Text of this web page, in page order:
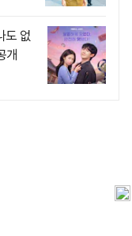
도 없
개